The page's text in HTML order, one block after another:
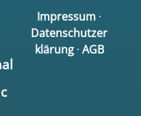
Impressum ·
Datenschutzer
klärung· AGB